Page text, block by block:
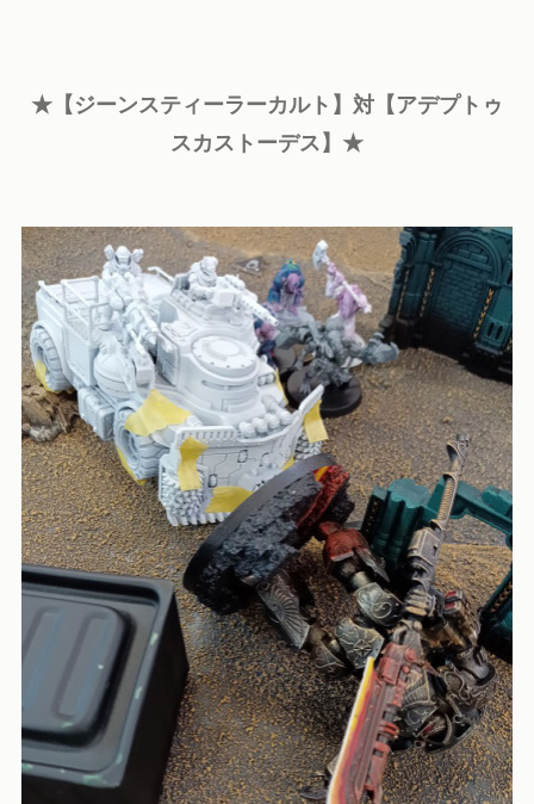
★【ジーンスティーラーカルト】対【アデプトゥ
スカストーデス】★